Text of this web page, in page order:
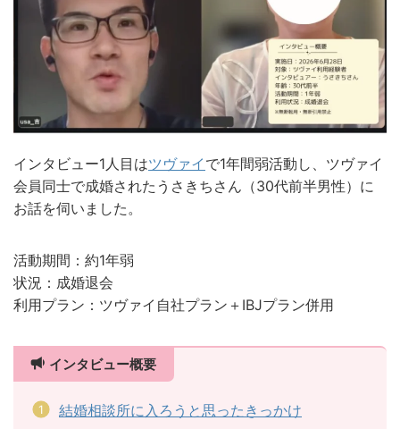
インタビュー1人目はツヴァイ で1年間弱活動し、ツヴァイ
会員同士で成婚されたうさきちさん（30代前半男性）に
お話を伺いました。
活動期間：約1年弱
状況：成婚退会
利用プラン：ツヴァイ自社プラン＋IBJプラン併用
インタビュー概要
結婚相談所に入ろうと思ったきっかけ